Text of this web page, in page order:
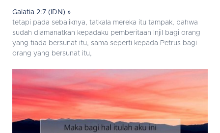
Galatia 2:7 (IDN) »
tetapi pada sebaliknya, tatkala mereka itu tampak, bahwa
sudah diamanatkan kepadaku pemberitaan Injil bagi orang
yang tiada bersunat itu, sama seperti kepada Petrus bagi
orang yang bersunat itu,